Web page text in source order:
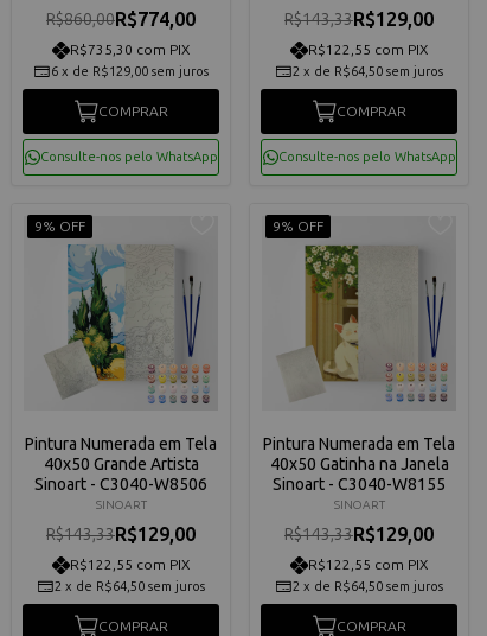
R$860,00R$774,00
R$735,30 com PIX
6 x de R$129,00 sem juros
COMPRAR
Consulte-nos pelo WhatsApp
R$143,33R$129,00
R$122,55 com PIX
2 x de R$64,50 sem juros
COMPRAR
Consulte-nos pelo WhatsApp
9% OFF
Pintura Numerada em Tela
40x50 Grande Artista
Sinoart - C3040-W8506
SINOART
R$143,33R$129,00
R$122,55 com PIX
2 x de R$64,50 sem juros
COMPRAR
9% OFF
Pintura Numerada em Tela
40x50 Gatinha na Janela
Sinoart - C3040-W8155
SINOART
R$143,33R$129,00
R$122,55 com PIX
2 x de R$64,50 sem juros
COMPRAR